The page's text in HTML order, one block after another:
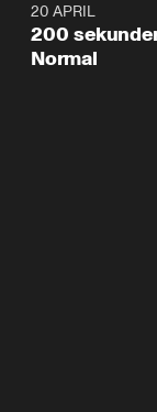
4:2320 APRIL
200
Normal